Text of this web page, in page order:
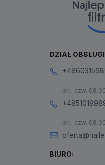
DZIAŁ
pn.-czw.
pn.-czw.
BIURO: